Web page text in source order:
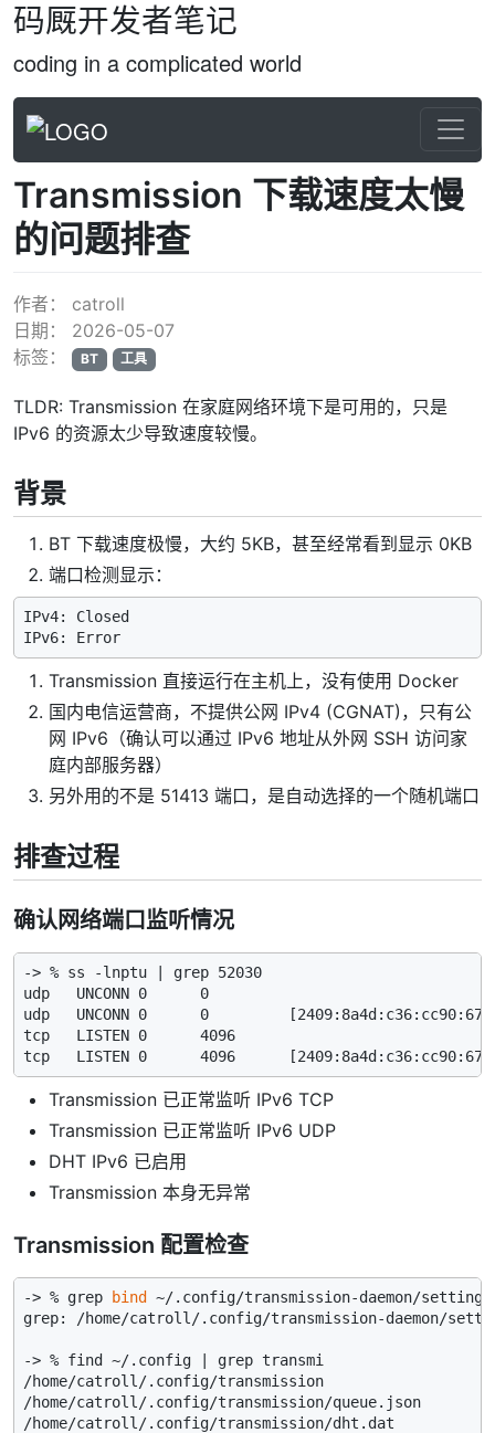
码厩开发者笔记
coding in a complicated world
Transmission 下载速度太慢
的问题排查
作者： catroll
日期： 2026-05-07
标签：
BT 工具
TLDR: Transmission 在家庭网络环境下是可用的，只是
IPv6 的资源太少导致速度较慢。
背景
BT 下载速度极慢，大约 5KB，甚至经常看到显示 0KB
端口检测显示：
IPv4: Closed
Transmission 直接运行在主机上，没有使用 Docker
国内电信运营商，不提供公网 IPv4 (CGNAT)，只有公
网 IPv6（确认可以通过 IPv6 地址从外网 SSH 访问家
庭内部服务器）
另外用的不是 51413 端口，是自动选择的一个随机端口
排查过程
确认网络端口监听情况
-> % ss -lnptu | grep 52030
udp   UNCONN 0      0
udp   UNCONN 0      0
tcp   LISTEN 0      4096
tcp   LISTEN 0      4096
Transmission 已正常监听 IPv6 TCP
Transmission 已正常监听 IPv6 UDP
DHT IPv6 已启用
Transmission 本身无异常
Transmission 配置检查
-> % grep bind
~/.config/transmission-daemon/
grep: /home/catroll/.config/transmission-daemon/
-> % find ~/.config | grep transmi
/home/catroll/.config/transmission
/home/catroll/.config/transmission/queue.json
/home/catroll/.config/transmission/dht.dat